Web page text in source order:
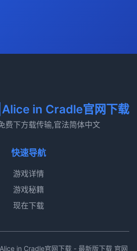
in Cradle官网下载
费下方载传输,官法简体中文
快速导航
游戏详情
游戏秘籍
现在下载
in Cradle官网下载 - 最新版下载 官网